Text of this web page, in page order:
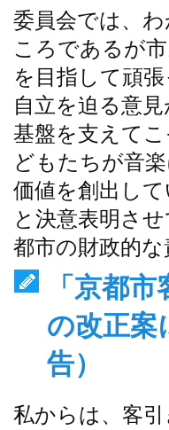
委員会では、
ころであるが
を目指して頑
自立を迫る意
基盤を支えて
どもたちが音
価値を創出し
と決意表明さ
都市の財政的
「京都
の改正案
告）
私からは、客